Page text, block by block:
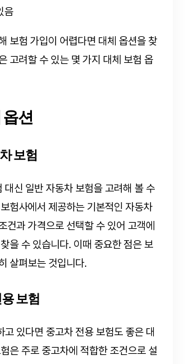
음
보험 가입이 어렵다면 대체 옵션을 찾
고려할 수 있는 몇 가지 대체 보험 옵
션
보험
대신 일반 자동차 보험을 고려해 볼 수
험사에서 제공하는 기본적인 자동차
건과 가격으로 선택할 수 있어 고객에
을 수 있습니다. 이때 중요한 점은 보
살펴보는 것입니다.
보험
고 있다면 중고차 전용 보험도 좋은 대
은 주로 중고차에 적합한 조건으로 설